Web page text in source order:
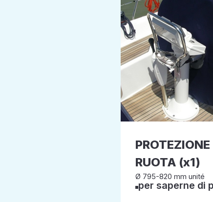
PROTEZIONE
RUOTA (x1)
Ø 795-820 mm unité
per saperne di